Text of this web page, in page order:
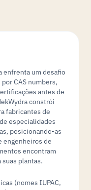
enfrenta um desafio
CAS numbers,
antes de
constrói
fabricantes de
especialidades
posicionando-as
engenheiros de
encontram
plantas.
(nomes IUPAC,